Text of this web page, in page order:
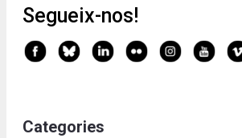
Segueix-nos!
Categories